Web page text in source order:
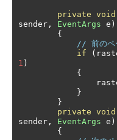
private void
sender , EventArgs e )
{
// 前のペ
if
(
1 )
{
}
}
private void
sender , EventArgs e )
{